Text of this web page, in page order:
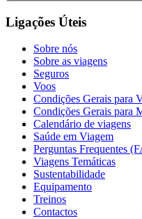
Ligações Úteis
Sobre nós
Sobre as viagens
Seguros
Voos
Condições Gerais para
Condições Gerais para
Calendário de viagens
Saúde em Viagem
Perguntas Frequentes
Viagens Temáticas
Sustentabilidade
Equipamento
Treinos
Contactos